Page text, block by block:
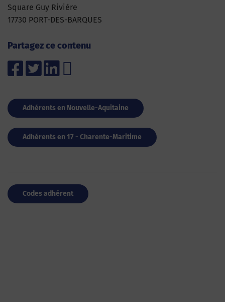
Square Guy Rivière
17730 PORT-DES-BARQUES
Partagez ce contenu
Adhérents en Nouvelle-Aquitaine
Adhérents en 17 - Charente-Maritime
Codes adhérent